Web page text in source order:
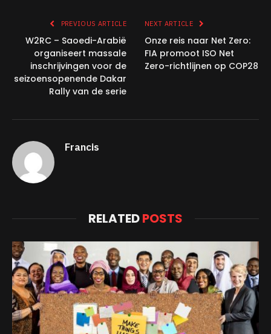
PREVIOUS ARTICLE
W2RC – Saoedi-Arabië
organiseert massale
inschrijvingen voor de
seizoensopenende Dakar
Rally van de serie
NEXT ARTICLE
Onze reis naar Net Zero:
FIA promoot ISO Net
Zero-richtlijnen op COP28
Francis
RELATEDPOSTS